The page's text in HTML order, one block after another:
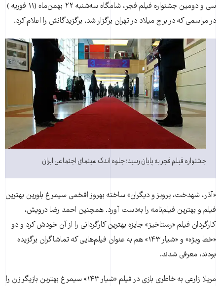
سی و دومین جشنواره فیلم فجر، شامگاه سه‌شنبه ۲۲ بهمن‌ماه (۱۱ فوریه )
در مراسمی که در برج میلاد در تهران برگزار شد، برگزیدگانش را اعلام کرد.
جشنواره فیلم فجر به پایان رسید؛ جلوه اندک سینمای اجتماعی ایران
«آذر، شهدخت، پرویز و دیگران» ساخته بهروز افخمی سیمرغ بلورین بهترین
فیلم و بهترین فیلم‌نامه را به‌دست آورد. همچنین احمد رضا درویش،
کارگردان فیلم «رستاخیز» جایزه بهترین کارگردانی را از آن خودش کرد و دو
«خط ویژه» و «شیار ۱۴۳» هم به عنوان فیلم‌هایی که تماشاگران برگزیده
بودند، معرفی شدند.
مریلا زارعی به خاطری بازی در فیلم «شیار ۱۴۳» سیمرغ بهترین بازیگر زن را